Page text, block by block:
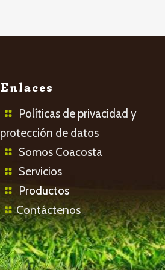
Enlaces
Políticas de privacidad y
protección de datos
Somos Coacosta
Servicios
Productos
Contáctenos